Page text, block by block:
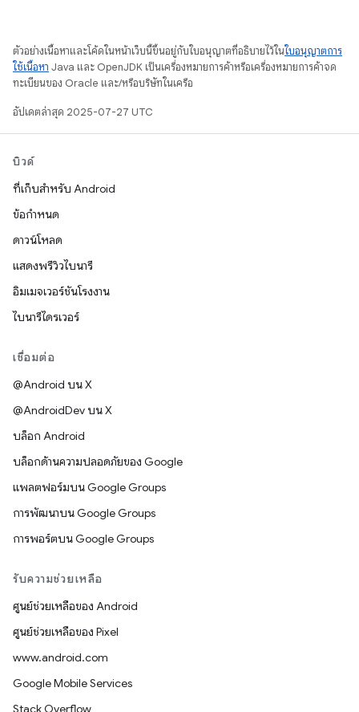
ตัวอย่างเนื้อหาและโค้ดในหน้าเว็บนี้ขึ้นอยู่กับใบอนุญาตที่อธิบายไว้ในใบอนุญาตการ
ใช้เนื้อหา Java และ OpenJDK เป็นเครื่องหมายการค้าหรือเครื่องหมายการค้าจด
ทะเบียนของ Oracle และ/หรือบริษัทในเครือ
อัปเดตล่าสุด 2025-07-27 UTC
บิวด์
ที่เก็บสำหรับ Android
ข้อกำหนด
ดาวน์โหลด
แสดงพรีวิวไบนารี
อิมเมจเวอร์ชันโรงงาน
ไบนารีไดรเวอร์
เชื่อมต่อ
@Android บน X
@AndroidDev บน X
บล็อก Android
บล็อกด้านความปลอดภัยของ Google
แพลตฟอร์มบน Google Groups
การพัฒนาบน Google Groups
การพอร์ตบน Google Groups
รับความช่วยเหลือ
ศูนย์ช่วยเหลือของ Android
ศูนย์ช่วยเหลือของ Pixel
www.android.com
Google Mobile Services
Stack Overflow